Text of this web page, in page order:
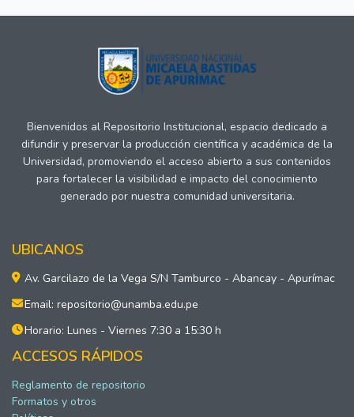
Bienvenidos al Repositorio Institucional, espacio dedicado a
difundir y preservar la producción científica y académica de la
Universidad, promoviendo el acceso abierto a sus contenidos
para fortalecer la visibilidad e impacto del conocimiento
generado por nuestra comunidad universitaria.
UBICANOS
Av. Garcilazo de la Vega S/N Tamburco - Abancay - Apurímac
Email: repositorio@unamba.edu.pe
Horario: Lunes - Viernes 7:30 a 15:30 h
ACCESOS RÁPIDOS
Reglamento de repositorio
Formatos y otros